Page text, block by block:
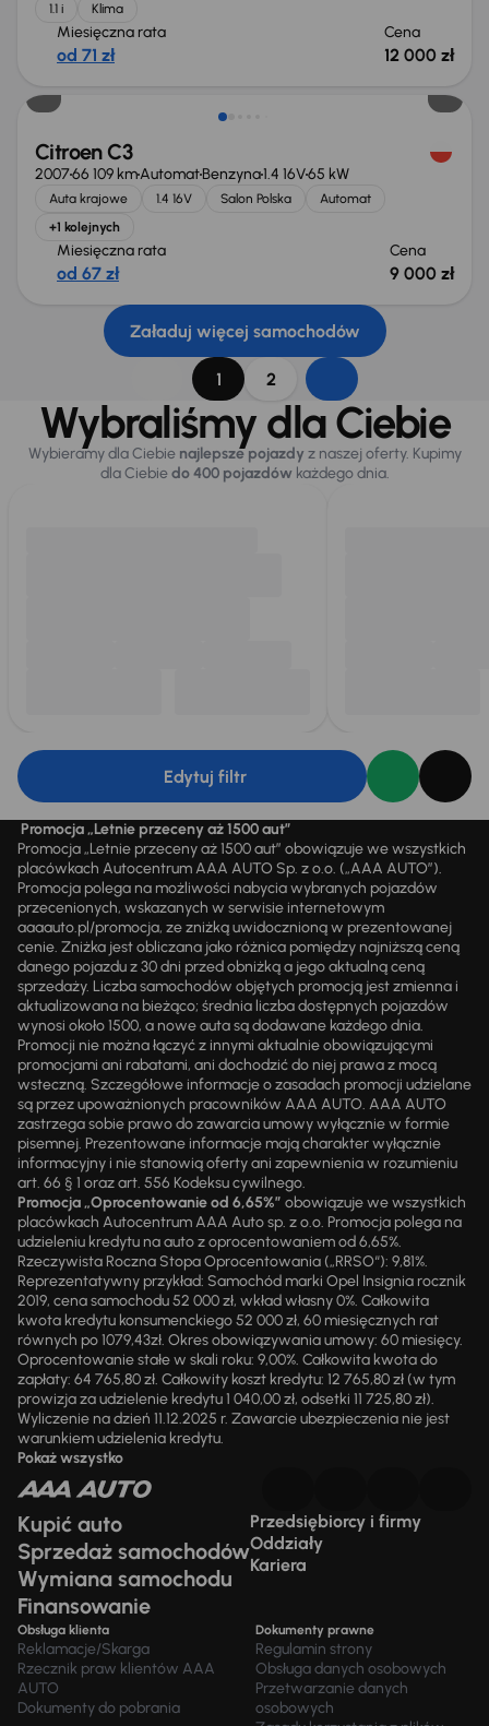
1.1 i Klima
Miesięczna rata
od 71 zł
Cena
12 000 zł
Citroen C3
200766 109 kmAutomatBenzyna1.4 16V65 kW
Auta krajowe 1.4 16V Salon Polska
Automat
+1 kolejnych
Miesięczna rata
od 67 zł
Cena
9 000 zł
Załaduj więcej samochodów
1 2
Wybraliśmy dla Ciebie
Wybieramy dla Ciebie najlepsze pojazdy z naszej oferty. Kupimy
dla Ciebiedo 400 pojazdówkażdego dnia.
Edytuj filtr
Promocja „Letnie przeceny aż 1500 aut”
Promocja „Letnie przeceny aż 1500 aut” obowiązuje we wszystkich
placówkach Autocentrum AAA AUTO Sp. z o.o. („AAA AUTO”).
Promocja polega na możliwości nabycia wybranych pojazdów
przecenionych, wskazanych w serwisie internetowym
aaaauto.pl/promocja, ze zniżką uwidocznioną w prezentowanej
cenie. Zniżka jest obliczana jako różnica pomiędzy najniższą ceną
danego pojazdu z 30 dni przed obniżką a jego aktualną ceną
sprzedaży. Liczba samochodów objętych promocją jest zmienna i
aktualizowana na bieżąco; średnia liczba dostępnych pojazdów
wynosi około 1500, a nowe auta są dodawane każdego dnia.
Promocji nie można łączyć z innymi aktualnie obowiązującymi
promocjami ani rabatami, ani dochodzić do niej prawa z mocą
wsteczną. Szczegółowe informacje o zasadach promocji udzielane
są przez upoważnionych pracowników AAA AUTO. AAA AUTO
zastrzega sobie prawo do zawarcia umowy wyłącznie w formie
pisemnej. Prezentowane informacje mają charakter wyłącznie
informacyjny i nie stanowią oferty ani zapewnienia w rozumieniu
art. 66 § 1 oraz art. 556 Kodeksu cywilnego.
Promocja „Oprocentowanie od 6,65%” obowiązuje we wszystkich
placówkach Autocentrum AAA Auto sp. z o.o. Promocja polega na
udzieleniu kredytu na auto z oprocentowaniem od 6,65%.
Rzeczywista Roczna Stopa Oprocentowania („RRSO“): 9,81%.
Reprezentatywny przykład: Samochód marki Opel Insignia rocznik
2019, cena samochodu 52 000 zł, wkład własny 0%. Całkowita
kwota kredytu konsumenckiego 52 000 zł, 60 miesięcznych rat
równych po 1079,43zł. Okres obowiązywania umowy: 60 miesięcy.
Oprocentowanie stałe w skali roku: 9,00%. Całkowita kwota do
zapłaty: 64 765,80 zł. Całkowity koszt kredytu: 12 765,80 zł (w tym
prowizja za udzielenie kredytu 1 040,00 zł, odsetki 11 725,80 zł).
Wyliczenie na dzień 11.12.2025 r. Zawarcie ubezpieczenia nie jest
warunkiem udzielenia kredytu.
Pokaż wszystko
Kupić auto
Sprzedaż samochodów
Wymiana samochodu
Finansowanie
Przedsiębiorcy i firmy
Oddziały
Kariera
Obsługa klienta
Reklamacje/Skarga
Rzecznik praw klientów AAA
AUTO
Dokumenty do pobrania
Dokumenty prawne
Regulamin strony
Obsługa danych osobowych
Przetwarzanie danych
osobowych